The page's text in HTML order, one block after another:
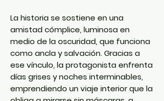
La historia se sostiene en una
amistad cómplice, luminosa en
medio de la oscuridad, que funciona
como ancla y salvación. Gracias a
ese vínculo, la protagonista enfrenta
días grises y noches interminables,
emprendiendo un viaje interior que la